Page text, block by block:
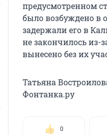
предусмотренном
было возбуждено в
задержали его в
не закончилось из-
вынесено без их
Татьяна
Фонтанка.ру
0